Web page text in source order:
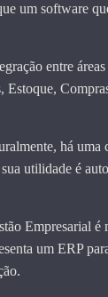
um software
entre
Estoque,
há uma
utilidade é
Empresarial
um ERP